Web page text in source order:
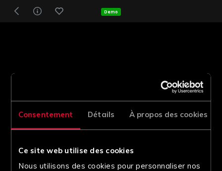
Consentement Détails À propos des cookies
Ce site web utilise des cookies
Nous utilisons des cookies pour personnaliser nos
Demo